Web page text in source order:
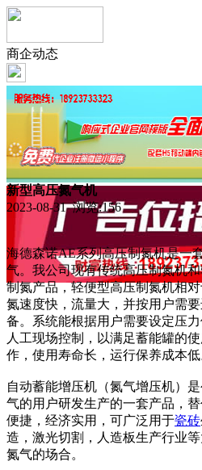
商企动态
新型高压氮气机
2023-08-31 浏览:156
海德森诺AE系列高压制氮机是一
气。我公司现有传统高压制氮机
制氮产品，轻便型高压制氮机相
氮速度快，流量大，并按用户需
备。系统能根据用户需要设定压
人工现场控制，以满足蓄能罐的
作，使用寿命长，运行保养成本低
自动蓄能增压机（氮气增压机）
气的用户研发生产的一套产品，
便捷，经济实用，可广泛用于瓷砖
造，激光切割，人造板生产行业
氮气的场合。